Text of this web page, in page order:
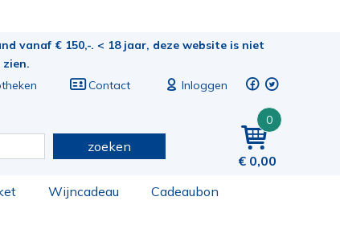
vanaf € 150,-. < 18 jaar, deze website is niet
Contact Inloggen
0
0,00
zoeken
Wijncadeau Cadeaubon